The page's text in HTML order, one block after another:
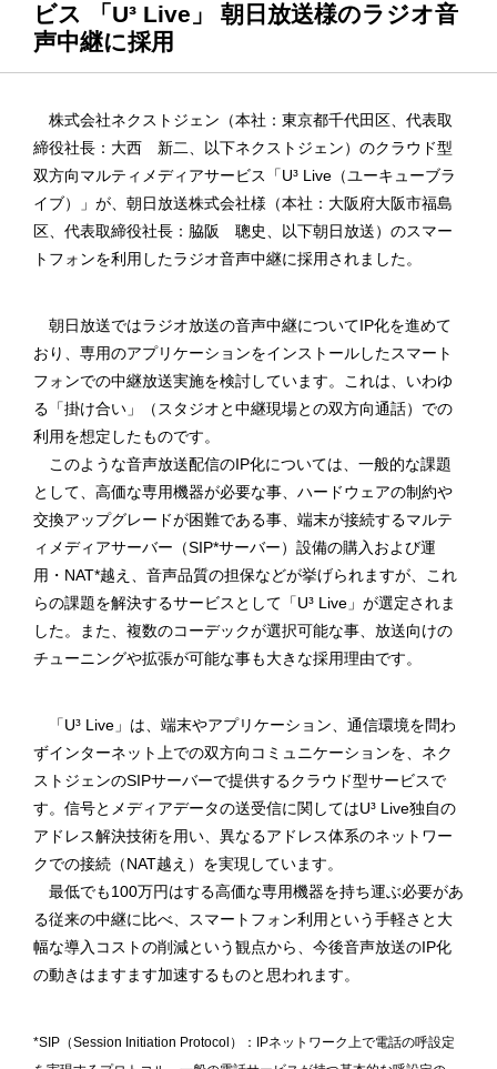
ビス 「U³ Live」 朝日放送様のラジオ音
声中継に採用
株式会社ネクストジェン（本社：東京都千代田区、代表取
締役社長：大西 新二、以下ネクストジェン）のクラウド型
双方向マルティメディアサービス「U³ Live（ユーキューブラ
イブ）」が、朝日放送株式会社様（本社：大阪府大阪市福島
区、代表取締役社長：脇阪 聰史、以下朝日放送）のスマー
トフォンを利用したラジオ音声中継に採用されました。
朝日放送ではラジオ放送の音声中継についてIP化を進めて
おり、専用のアプリケーションをインストールしたスマート
フォンでの中継放送実施を検討しています。これは、いわゆ
る「掛け合い」（スタジオと中継現場との双方向通話）での
利用を想定したものです。
このような音声放送配信のIP化については、一般的な課題
として、高価な専用機器が必要な事、ハードウェアの制約や
交換アップグレードが困難である事、端末が接続するマルテ
ィメディアサーバー（SIP*サーバー）設備の購入および運
用・NAT*越え、音声品質の担保などが挙げられますが、これ
らの課題を解決するサービスとして「U³ Live」が選定されま
した。また、複数のコーデックが選択可能な事、放送向けの
チューニングや拡張が可能な事も大きな採用理由です。
「U³ Live」は、端末やアプリケーション、通信環境を問わ
ずインターネット上での双方向コミュニケーションを、ネク
ストジェンのSIPサーバーで提供するクラウド型サービスで
す。信号とメディアデータの送受信に関してはU³ Live独自の
アドレス解決技術を用い、異なるアドレス体系のネットワー
クでの接続（NAT越え）を実現しています。
最低でも100万円はする高価な専用機器を持ち運ぶ必要があ
る従来の中継に比べ、スマートフォン利用という手軽さと大
幅な導入コストの削減という観点から、今後音声放送のIP化
の動きはますます加速するものと思われます。
*SIP（Session Initiation Protocol）：IPネットワーク上で電話の呼設定